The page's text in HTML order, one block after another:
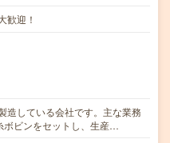
歓迎！
造している会社です。主な業務
ボビンをセットし、生産…